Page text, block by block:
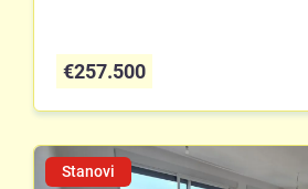
€257.500
Stanovi